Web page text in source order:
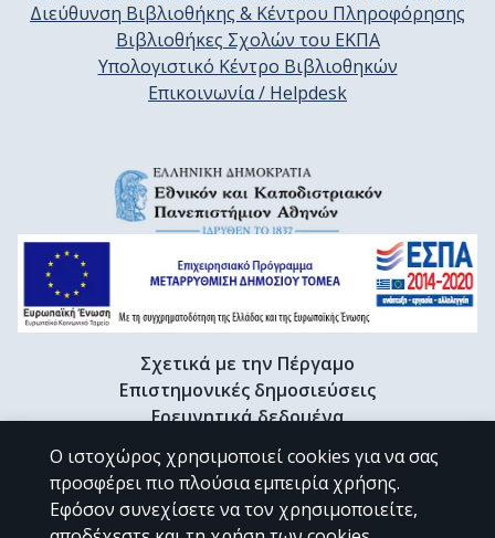
Διεύθυνση Βιβλιοθήκης & Κέντρου Πληροφόρησης
Βιβλιοθήκες Σχολών του ΕΚΠΑ
Υπολογιστικό Κέντρο Βιβλιοθηκών
Επικοινωνία / Helpdesk
Σχετικά με την Πέργαμο
Επιστημονικές δημοσιεύσεις
Ερευνητικά δεδομένα
Διδακτορικές διατριβές & Γκρίζα βιβλιογραφία
Προφίλ Ερευνητή
Ο ιστοχώρος χρησιμοποιεί cookies για να σας
προσφέρει πιο πλούσια εμπειρία χρήσης.
Εφόσον συνεχίσετε να τον χρησιμοποιείτε,